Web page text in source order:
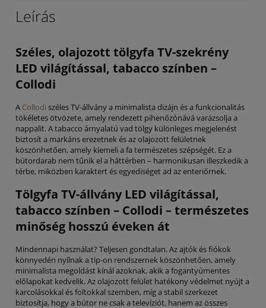
Leírás
Széles, olajozott tölgyfa TV-szekrény
LED világítással, tabacco színben –
Collodi
A Collodi széles TV-állvány a minimalista dizájn és a funkcionalitás
tökéletes ötvözete, amely rendezett pihenőzónává varázsolja a
nappalit. A tabacco árnyalatú vad tölgy különleges megjelenést
biztosít a markáns erezetnek és az olajozott felületnek
köszönhetően, amely kiemeli a fa természetes szépségét. Ez a
bútordarab nem tűnik el a háttérben – harmonikusan illeszkedik a
térbe, miközben karaktert és egyediséget ad az enteriőrnek.
Tölgyfa TV-állvány LED világítással,
tabacco színben – Collodi – természetes
minőség hosszú éveken át
Mindennapi használat? Teljesen gondtalan. Az ajtók és fiókok
könnyedén nyílnak a tip-on rendszernek köszönhetően, amely
minimalista megoldást kínál azoknak, akik a fogantyúmentes
előlapokat kedvelik. Az olajozott felület hatékony védelmet nyújt a
karcolásokkal és foltokkal szemben, míg a stabil szerkezet
biztosítja, hogy a bútor ne csak a televíziót, hanem az összes